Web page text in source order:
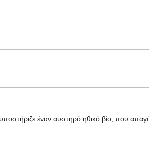
έναν αυστηρό ηθικό βίο, που